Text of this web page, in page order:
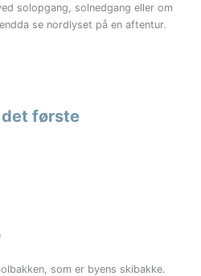
solopgang, solnedgang eller om
se nordlyset på en aftentur.
første
som er byens skibakke.